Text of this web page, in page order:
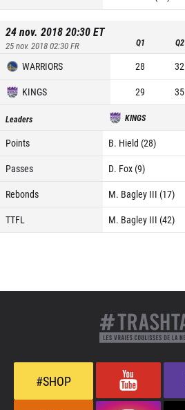
24 nov. 2018 20:30ET
25 nov. 2018 02:30FR Q1 Q2
WARRIORS 28 32
KINGS
29 35
Leaders KINGS
Points B. Hield (28)
Passes
D. Fox (9)
Rebonds
M. Bagley III (17)
TTFL
M. Bagley III (42)
#SHOP